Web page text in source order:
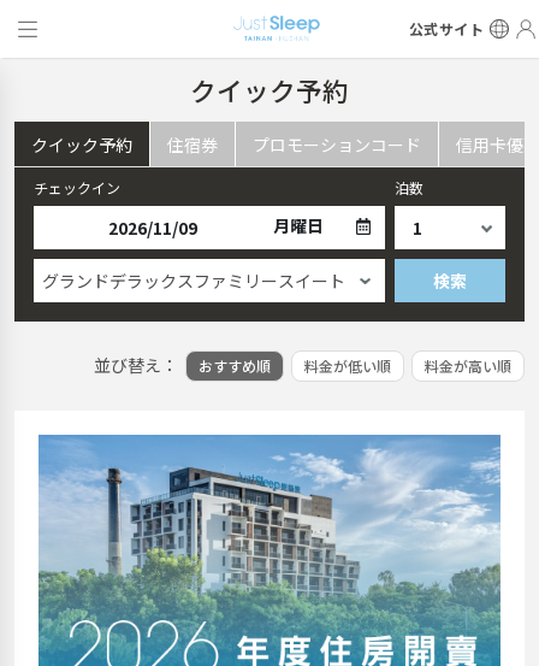
公式サイト
クイック予約
クイック予約 住宿券 プロモーションコード 信用卡優惠
チェックイン
月曜日
泊数
グランドデラックスファミリースイート 検索
並び替え： おすすめ順 料金が低い順 料金が高い順